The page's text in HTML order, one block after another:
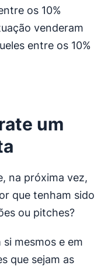
os 10%
venderam
entre os 10%
um
na próxima vez,
que tenham sido
ou pitches?
mesmos e em
que sejam as